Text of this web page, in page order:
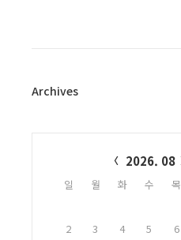
플
Archives
2026. 08
일 월 화 수 목
2
3 4 5 6